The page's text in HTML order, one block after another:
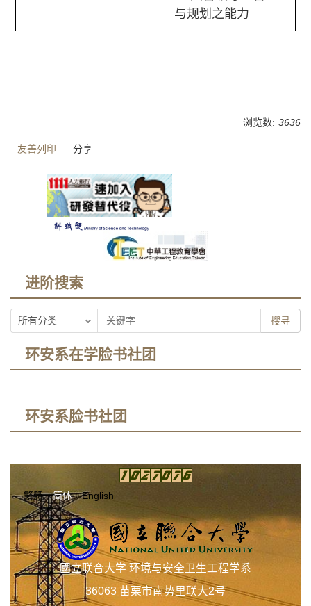
与规划之能力
浏览数: 3636
友善列印 分享
进阶搜索
搜寻
环安系在学脸书社团
环安系脸书社团
繁體 简体 English
國立联合大学 环境与安全卫生工程学系
36063 苗栗市南势里联大2号